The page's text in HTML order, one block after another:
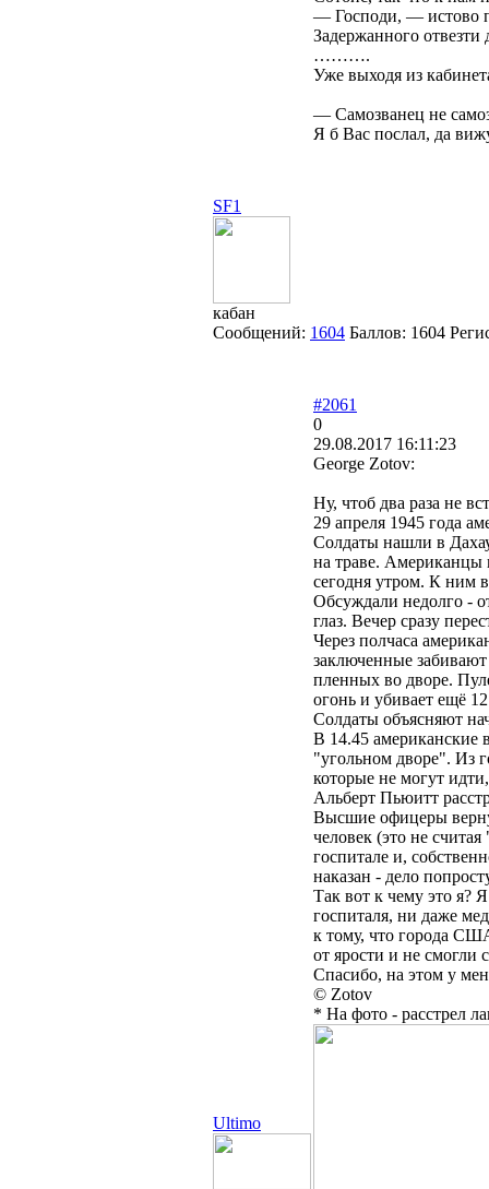
— Господи, — истово
Задержанного
……….
Уже выходя из
— Самозванец не
Я б Вас послал, да
SF1
кабан
Сообщений: 1604 Баллов: 1604
Ultimo
#2061
0
29.08.2017 16:11:23
George Zotov:
Ну, чтоб два раза не
29 апреля 1945 года
Солдаты нашли в
на траве. Американцы
сегодня утром. К ним
Обсуждали недолго -
глаз. Вечер сразу
Через полчаса
заключенные
пленных во дворе.
огонь и убивает ещё
Солдаты объясняют
В 14.45 американские
"угольном дворе". Из
которые не могут
Альберт Пьюитт
Высшие офицеры
человек (это не
госпитале и,
наказан - дело
Так вот к чему это я?
госпиталя, ни даже
к тому, что города
от ярости и не смогли
Спасибо, на этом у
© Zotov
* На фото - расстрел